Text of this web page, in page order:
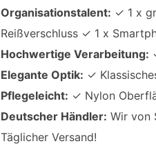
Organisationstalent: ✓ 1 x
Reißverschluss ✓ 1 x
Hochwertige Verarbeitung:
Elegante Optik: ✓
Pflegeleicht: ✓ Nylon
Deutscher Händler: Wir von
Täglicher Versand!